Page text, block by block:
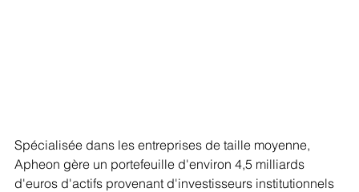
Spécialisée dans les entreprises de taille moyenne,
Apheon gère un portefeuille d'environ 4,5 milliards
d'euros d'actifs provenant d'investisseurs institutionnels